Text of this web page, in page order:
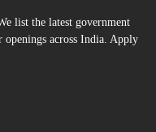
list the latest government
openings across India. Apply